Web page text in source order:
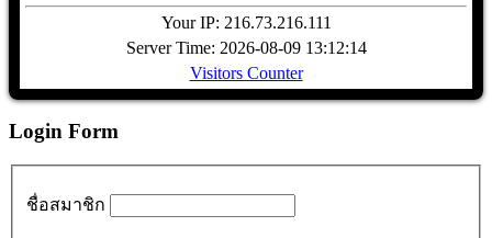
Your IP: 216.73.216.111
Server Time: 2026-08-09 13:12:14
Visitors Counter
Login Form
ชื่อสมาชิก